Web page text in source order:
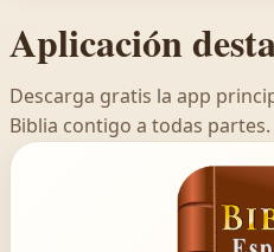
Aplicación
Descarga gratis la app
Biblia contigo a todas partes.